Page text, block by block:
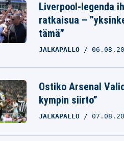
Liverpool-legenda
ratkaisua –
tämä”
JALKAPALLO
Ostiko Arsenal
kympin siirto”
JALKAPALLO